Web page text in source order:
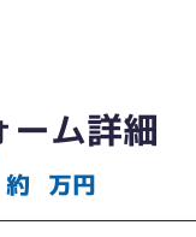
ーム詳細
約 万円